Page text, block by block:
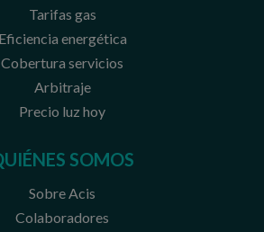
Tarifas gas
Eficiencia energética
Cobertura servicios
Arbitraje
Precio luz hoy
SOMOS
Sobre Acis
Colaboradores